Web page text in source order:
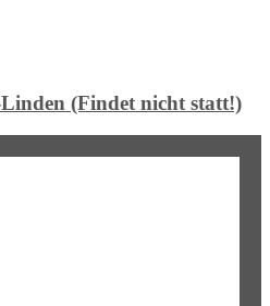
(Findet nicht statt!)